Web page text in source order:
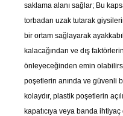
saklama alanı sağlar; Bu
torbadan uzak tutarak
bir ortam sağlayarak
kalacağından ve dış
önleyeceğinden emin
poşetlerin anında ve güvenli
kolaydır, plastik poşetlerin
kapatıcıya veya banda